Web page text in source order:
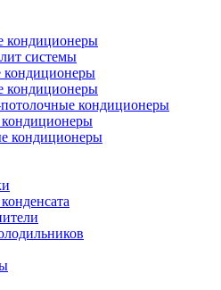
кондиционеры
системы
кондиционеры
кондиционеры
кондиционеры
кондиционеры